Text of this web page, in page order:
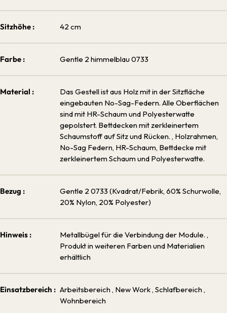
Sitzhöhe : 42 cm
Farbe : Gentle 2 himmelblau 0733
Material :
Das Gestell ist aus Holz mit in der Sitzfläche
eingebauten No-Sag-Federn. Alle Oberflächen
sind mit HR-Schaum und Polyesterwatte
gepolstert. Bettdecken mit zerkleinertem
Schaumstoff auf Sitz und Rücken. , Holzrahmen,
No-Sag Federn, HR-Schaum, Bettdecke mit
zerkleinertem Schaum und Polyesterwatte.
Bezug :
Gentle 2 0733 (Kvadrat/Febrik, 60% Schurwolle,
20% Nylon, 20% Polyester)
Hinweis : Metallbügel für die Verbindung der Module. ,
Produkt in weiteren Farben und Materialien
erhältlich
Einsatzbereich : Arbeitsbereich , New Work , Schlafbereich ,
Wohnbereich